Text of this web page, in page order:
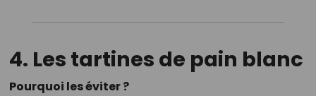
4. Les tartines de pain blanc
Pourquoi les éviter ?